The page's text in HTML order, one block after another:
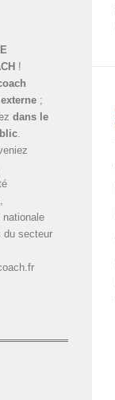
!
;
dans le
.
du secteur